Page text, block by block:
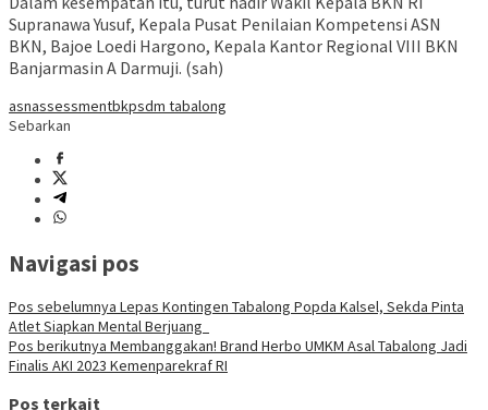
Supranawa Yusuf, Kepala Pusat Penilaian Kompetensi ASN
BKN, Bajoe Loedi Hargono, Kepala Kantor Regional VIII BKN
Banjarmasin A Darmuji. (sah)
asnassessmentbkpsdm tabalong
Sebarkan
Navigasi pos
Pos sebelumnya Lepas Kontingen Tabalong Popda Kalsel, Sekda Pinta
Atlet Siapkan Mental Berjuang
Pos berikutnya Membanggakan! Brand Herbo UMKM Asal Tabalong Jadi
Finalis AKI 2023 Kemenparekraf RI
Pos terkait